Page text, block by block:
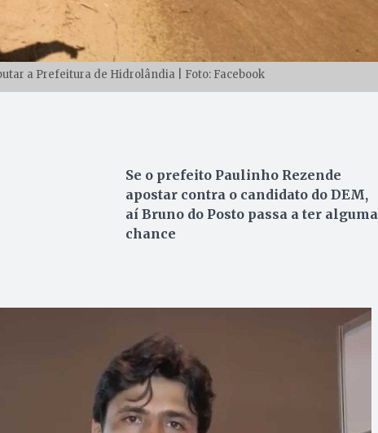
a Prefeitura de Hidrolândia | Foto: Facebook
Se o prefeito Paulinho Rezende
apostar contra o candidato do DEM,
aí Bruno do Posto passa a ter alguma
chance